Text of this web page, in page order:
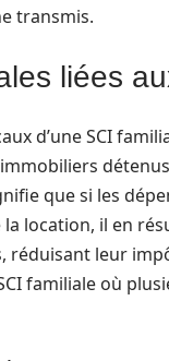
transmis.
liées
d’une SCI
que si les
location, il en
leur
familiale où